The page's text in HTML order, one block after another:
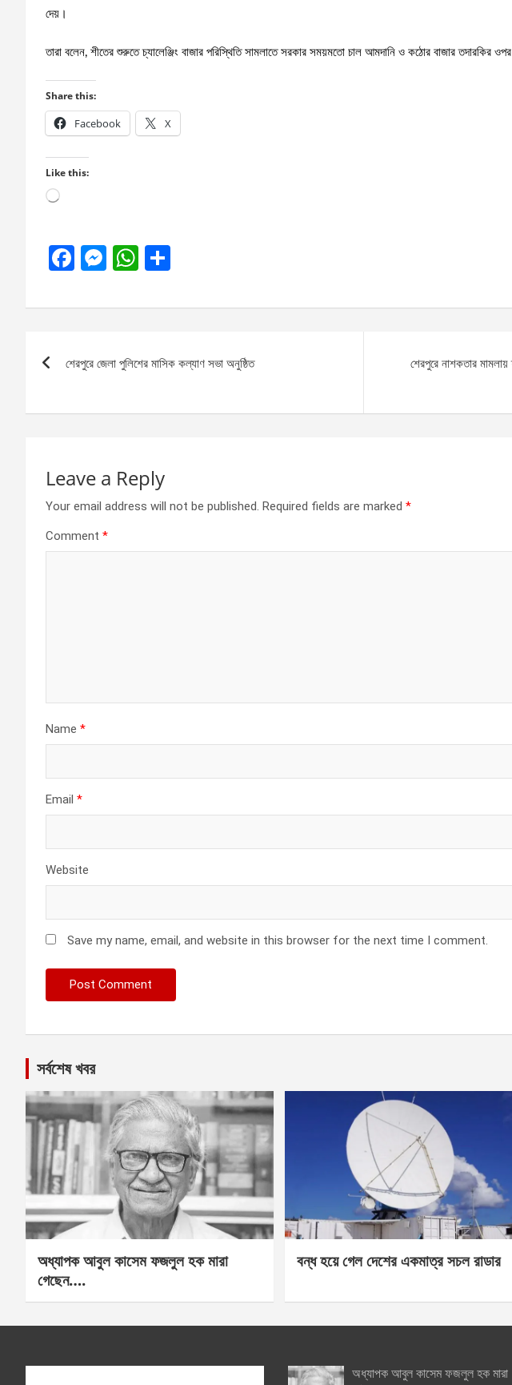
দেয়।
তারা বলেন, শীতের শুরুতে চ্যালেঞ্জিং বাজার পরিস্থিতি সামলাতে সরকার সময়মতো চাল আমদানি ও কঠোর বাজার তদারকির
Share this:
Facebook X
Like this:
Loading…
F
ce
o
k
M
se
g
W
at
A
p
ar
navigation
শেরপুরে জেলা পুলিশের মাসিক কল্যাণ সভা অনুষ্ঠিত
শেরপুরে নাশকতার মামলায়
Leave a Reply
Your email address will not be published. Required fields are marked *
Comment *
Name *
Email *
Website
Save my name, email, and website in this browser for the next time I comment.
সর্বশেষ খবর
অধ্যাপক আবুল কাসেম ফজলুল হক মারা
গেছেন….
বন্ধ হয়ে গেল দেশের একমাত্র সচল রাডার
অধ্যাপক আবুল কাসেম ফজলুল হক মারা